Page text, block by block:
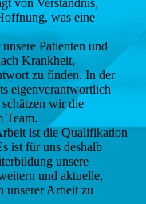
von Verständnis,
was eine
Patienten und
Krankheit,
zu finden. In der
eigenverantwortlich
schätzen wir die
Team.
ist die Qualifikation
ist für uns deshalb
unsere
und aktuelle,
unserer Arbeit zu